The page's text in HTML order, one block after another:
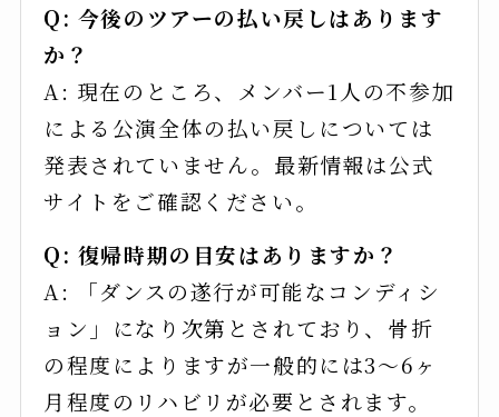
Q: 今後のツアーの払い戻しはあります
か？
A: 現在のところ、メンバー1人の不参加
による公演全体の払い戻しについては
発表されていません。最新情報は公式
サイトをご確認ください。
Q: 復帰時期の目安はありますか？
A: 「ダンスの遂行が可能なコンディシ
ョン」になり次第とされており、骨折
の程度によりますが一般的には3〜6ヶ
月程度のリハビリが必要とされます。